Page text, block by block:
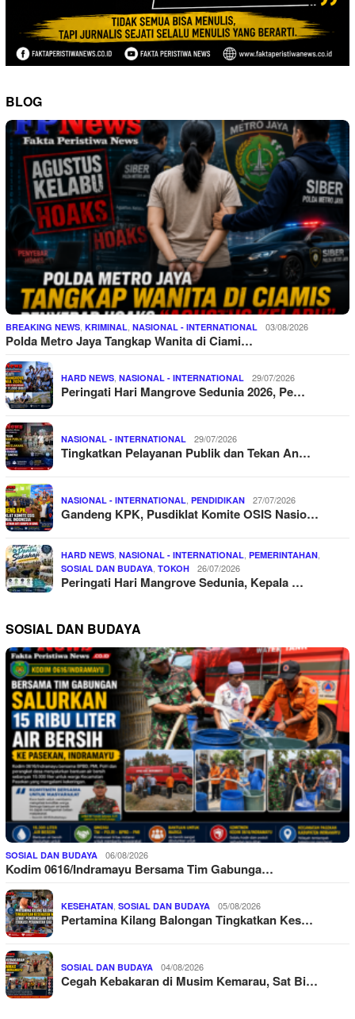
BLOG
BREAKING NEWS, KRIMINAL, NASIONAL - INTERNATIONAL 03/08/2026
Polda Metro Jaya Tangkap Wanita di Ciami…
HARD NEWS, NASIONAL - INTERNATIONAL 29/07/2026
Peringati Hari Mangrove Sedunia 2026, Pe…
NASIONAL - INTERNATIONAL 29/07/2026
Tingkatkan Pelayanan Publik dan Tekan An…
NASIONAL - INTERNATIONAL, PENDIDIKAN 27/07/2026
Gandeng KPK, Pusdiklat Komite OSIS Nasio…
HARD NEWS, NASIONAL - INTERNATIONAL, PEMERINTAHAN,
SOSIAL DAN BUDAYA, TOKOH 26/07/2026
Peringati Hari Mangrove Sedunia, Kepala …
SOSIAL DAN BUDAYA
SOSIAL DAN BUDAYA 06/08/2026
Kodim 0616/Indramayu Bersama Tim Gabunga…
KESEHATAN, SOSIAL DAN BUDAYA 05/08/2026
Pertamina Kilang Balongan Tingkatkan Kes…
SOSIAL DAN BUDAYA 04/08/2026
Cegah Kebakaran di Musim Kemarau, Sat Bi…